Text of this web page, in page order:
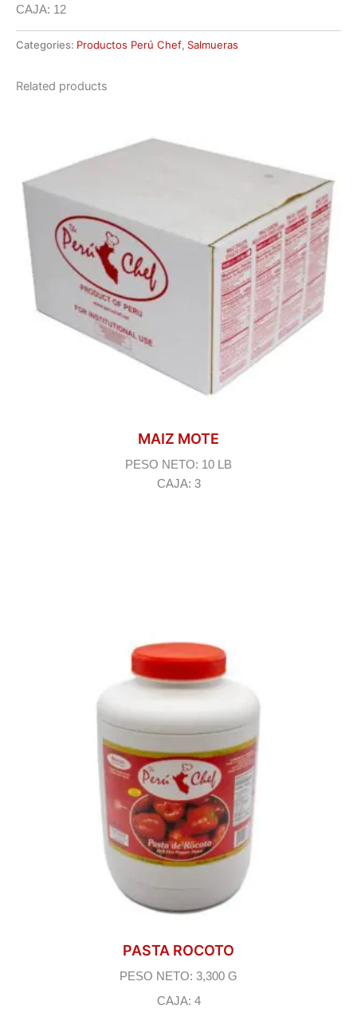
CAJA: 12
Categories: Productos Perú Chef, Salmueras
Related products
MAIZ MOTE
PESO NETO: 10 LB
CAJA: 3
PASTA ROCOTO
PESO NETO: 3,300 G
CAJA: 4